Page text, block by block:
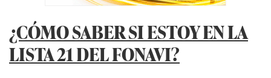
¿CÓMO SABER SI ESTOY EN LA
LISTA 21 DEL FONAVI?